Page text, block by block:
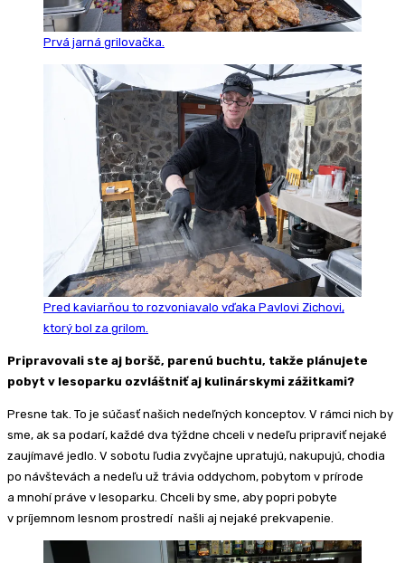
Prvá jarná grilovačka.
Pred kaviarňou to rozvoniavalo vďaka Pavlovi Zichovi,
ktorý bol za grilom.
Pripravovali ste aj boršč, parenú buchtu, takže plánujete
pobyt v lesoparku ozvláštniť aj kulinárskymi zážitkami?
Presne tak. To je súčasť našich nedeľných konceptov. V rámci nich by
sme, ak sa podarí, každé dva týždne chceli v nedeľu pripraviť nejaké
zaujímavé jedlo. V sobotu ľudia zvyčajne upratujú, nakupujú, chodia
po návštevách a nedeľu už trávia oddychom, pobytom v prírode
a mnohí práve v lesoparku. Chceli by sme, aby popri pobyte
v príjemnom lesnom prostredí našli aj nejaké prekvapenie.